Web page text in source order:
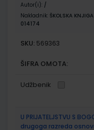
Autor(i): /
Nakladnik: ŠKOLSKA
014174
SKU: 569363
ŠIFRA OMOTA:
Udžbenik
U PRIJATELJSTVU S
drugoga razreda